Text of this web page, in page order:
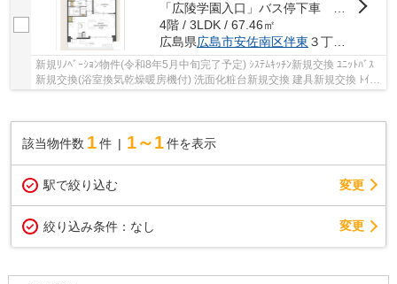
「広陵学園入口」バス停下車 徒歩1分
4階 / 3LDK / 67.46㎡
広島県広島市安佐南区伴東 ３丁目2-5
新規ﾘﾉﾍﾞｰｼｮﾝ物件(令和8年5月中旬完了予定) ｼｽﾃﾑｷｯﾁﾝ新規交換 ﾕﾆｯﾄﾊﾞｽ
新規交換(浴室換気乾燥暖房機付) 洗面化粧台新規交換 建具新規交換 ﾄｲﾚ
該当物件数 1件 1～1 件を表示
駅で絞り込む 変更
絞り込み条件： なし 変更